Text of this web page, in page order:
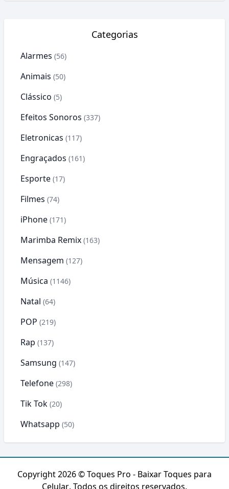
Categorias
Alarmes (56)
Animais (50)
Clássico (5)
Efeitos Sonoros (337)
Eletronicas (117)
Engraçados (161)
Esporte (17)
Filmes (74)
iPhone (171)
Marimba Remix (163)
Mensagem (127)
Música (1146)
Natal (64)
POP (219)
Rap (137)
Samsung (147)
Telefone (298)
Tik Tok (20)
Whatsapp (50)
Copyright 2026 ©Toques Pro - Baixar Toques para
Celular. Todos os direitos reservados.